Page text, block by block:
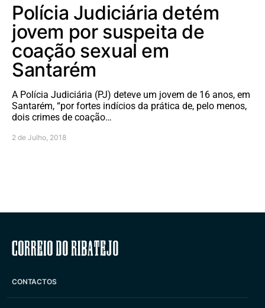
Polícia Judiciária detém
jovem por suspeita de
coação sexual em
Santarém
A Polícia Judiciária (PJ) deteve um jovem de 16 anos, em
Santarém, “por fortes indícios da prática de, pelo menos,
dois crimes de coação…
2 de Julho, 2018
Correio do Ribatejo
CONTACTOS